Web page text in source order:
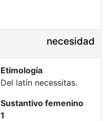
necesidad
Etimología
Del latín necessitas.
Sustantivo femenino
1